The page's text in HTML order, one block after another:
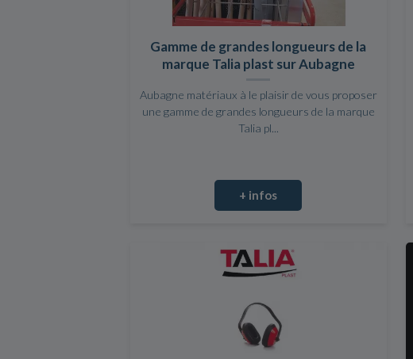
Gamme de grandes longueurs de la
marque Talia plast sur Aubagne
Aubagne matériaux à le plaisir de vous proposer
une gamme de grandes longueurs de la marque
Talia pl...
+ infos